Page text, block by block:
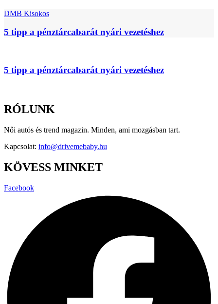
DMB Kisokos
5 tipp a pénztárcabarát nyári vezetéshez
5 tipp a pénztárcabarát nyári vezetéshez
RÓLUNK
Női autós és trend magazin. Minden, ami mozgásban tart.
Kapcsolat: info@drivemebaby.hu
KÖVESS MINKET
Facebook